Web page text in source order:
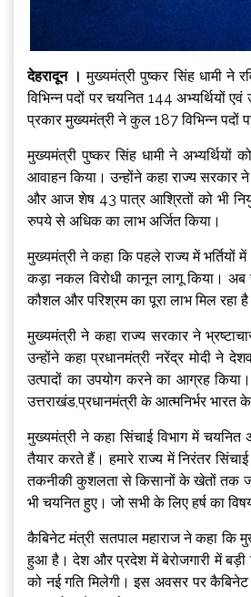
देहरादून । मुख्यमंत्री पुष्कर सिंह धामी ने
विभिन्न पदों पर चयनित 144 अभ्यर्थियों
प्रकार मुख्यमंत्री ने कुल 187 विभिन्न पदों
मुख्यमंत्री पुष्कर सिंह धामी ने अभ्यर्थियों
आवाहन किया। उन्होंने कहा राज्य सरकार
और आज शेष 43 पात्र आश्रितों को भी
रुपये से अधिक का लाभ अर्जित किया।
मुख्यमंत्री ने कहा कि पहले राज्य में
कड़ा नकल विरोधी कानून लागू किया। अब
कौशल और परिश्रम का पूरा लाभ मिल रहा
मुख्यमंत्री ने कहा राज्य सरकार ने
उन्होंने कहा प्रधानमंत्री नरेंद्र मोदी ने
उत्पादों का उपयोग करने का आग्रह
उत्तराखंड,प्रधानमंत्री के आत्मनिर्भर
मुख्यमंत्री ने कहा सिंचाई विभाग में
तैयार करते हैं। हमारे राज्य में निरंतर
तकनीकी कुशलता से किसानों के खेतों तक
भी चयनित हुए। जो सभी के लिए हर्ष का
कैबिनेट मंत्री सतपाल महाराज ने कहा कि
हुआ है। देश और प्रदेश में बेरोजगारी में बड़ी
को नई गति मिलेगी। इस अवसर पर कैबिनेट